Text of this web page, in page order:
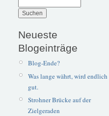
Neueste
Blogeinträge
Blog-Ende?
Was lange währt, wird endlich
gut.
Strohner Brücke auf der
Zielgeraden